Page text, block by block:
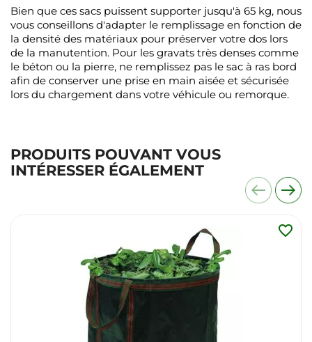
Bien que ces sacs puissent supporter jusqu'à 65 kg, nous
vous conseillons d'adapter le remplissage en fonction de
la densité des matériaux pour préserver votre dos lors
de la manutention. Pour les gravats très denses comme
le béton ou la pierre, ne remplissez pas le sac à ras bord
afin de conserver une prise en main aisée et sécurisée
lors du chargement dans votre véhicule ou remorque.
PRODUITS POUVANT VOUS
INTÉRESSER ÉGALEMENT
favorite_border